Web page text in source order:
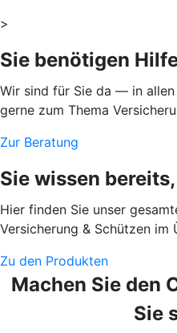
>
Sie benötigen
Wir sind für Sie da — in
gerne zum Thema
Zur Beratung
Sie wissen
Hier finden Sie unser
Versicherung & Schützen im
Zu den Produkten
Machen Sie den
Sie